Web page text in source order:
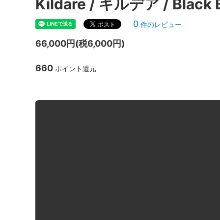
Kildare / キルデア / Black
0 件のレビュー
66,000円(税6,000円)
660 ポイント還元